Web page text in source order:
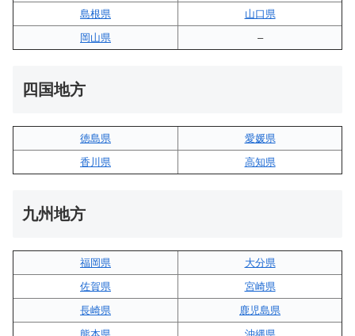
島根県
山口県
岡山県
–
四国地方
徳島県
愛媛県
香川県
高知県
九州地方
福岡県
大分県
佐賀県
宮崎県
長崎県
鹿児島県